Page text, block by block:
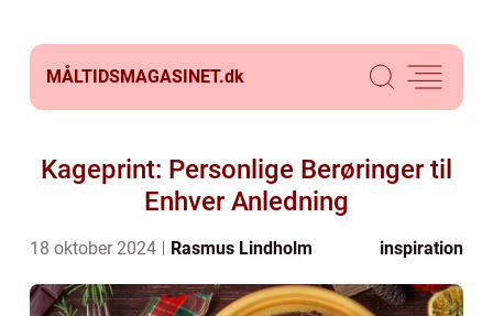
MÅLTIDSMAGASINET.dk
Kageprint: Personlige Berøringer til
Enhver Anledning
18 oktober 2024 Rasmus Lindholm inspiration